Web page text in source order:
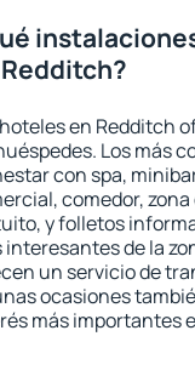
en Redditch
Los más
con spa,
comedor,
y folletos
interesantes de la
un servicio de
ocasiones
más importantes